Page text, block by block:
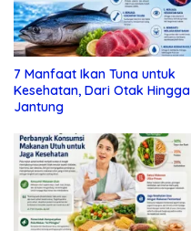
7 Manfaat Ikan Tuna untuk
Kesehatan, Dari Otak Hingga
Jantung